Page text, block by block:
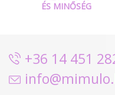
ÉS MINŐSÉG
+36 14 451